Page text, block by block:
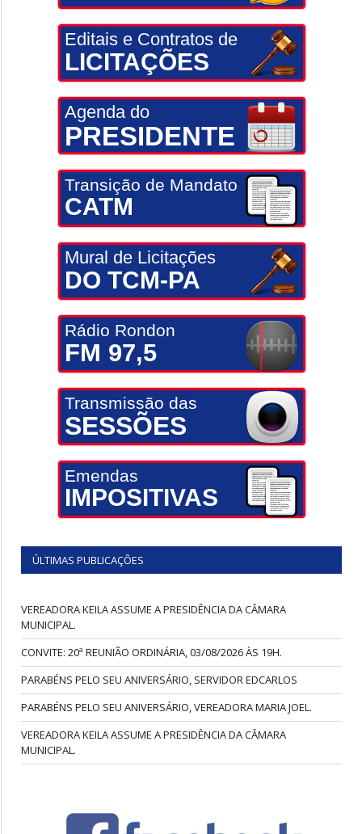
Editais e Contratos de
LICITAÇÕES
Agenda do
PRESIDENTE
Transição de Mandato
CATM
Mural de Licitações
DO TCM-PA
Rádio Rondon
FM 97,5
Transmissão das
SESSÕES
Emendas
IMPOSITIVAS
ÚLTIMAS PUBLICAÇÕES
VEREADORA KEILA ASSUME A PRESIDÊNCIA DA CÂMARA
MUNICIPAL.
CONVITE: 20ª REUNIÃO ORDINÁRIA, 03/08/2026 ÀS 19H.
PARABÉNS PELO SEU ANIVERSÁRIO, SERVIDOR EDCARLOS
PARABÉNS PELO SEU ANIVERSÁRIO, VEREADORA MARIA JOEL.
VEREADORA KEILA ASSUME A PRESIDÊNCIA DA CÂMARA
MUNICIPAL.